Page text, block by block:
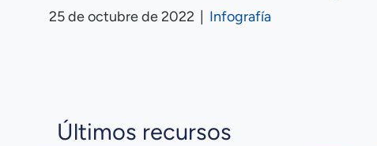
25 de octubre de 2022 Infografía
Últimos recursos